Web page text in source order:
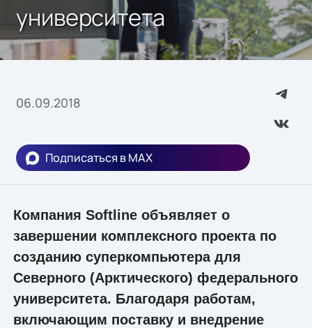
университета
06.09.2018
Подписаться в MAX
Компания Softline объявляет о
завершении комплексного проекта по
созданию суперкомпьютера для
Северного (Арктического) федерального
университета. Благодаря работам,
включающим поставку и внедрение